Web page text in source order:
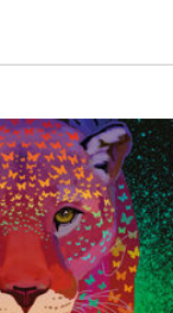
by komunikacja stawała
stron. "Impulsem do
życiu pewną relację, która
najważniejszych dla mnie
relacja ta jest dla mnie aż tak
przypadkach. Niczym
do porozumienia.
trafia do odbiorcy,
się w przepływ - działań
i bardziej satysfakcjonujące.
w swoim życiu kogoś, z kim